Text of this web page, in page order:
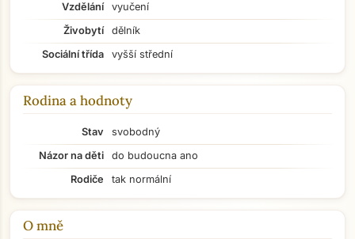
Vzdělání
vyučení
Živobytí
dělník
Sociální třída
vyšší střední
Rodina a hodnoty
Stav
svobodný
Názor na děti
do budoucna ano
Rodiče
tak normální
O mně